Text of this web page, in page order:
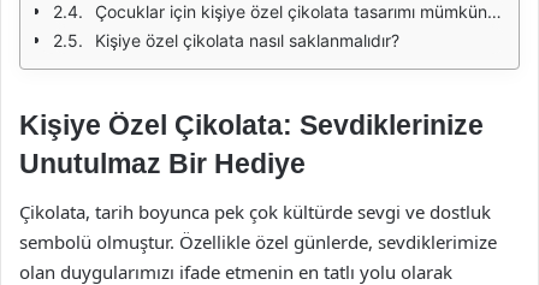
Çocuklar için kişiye özel çikolata tasarımı mümkün mü?
Kişiye özel çikolata nasıl saklanmalıdır?
Kişiye Özel Çikolata: Sevdiklerinize
Unutulmaz Bir Hediye
Çikolata, tarih boyunca pek çok kültürde sevgi ve dostluk
sembolü olmuştur. Özellikle özel günlerde, sevdiklerimize
olan duygularımızı ifade etmenin en tatlı yolu olarak